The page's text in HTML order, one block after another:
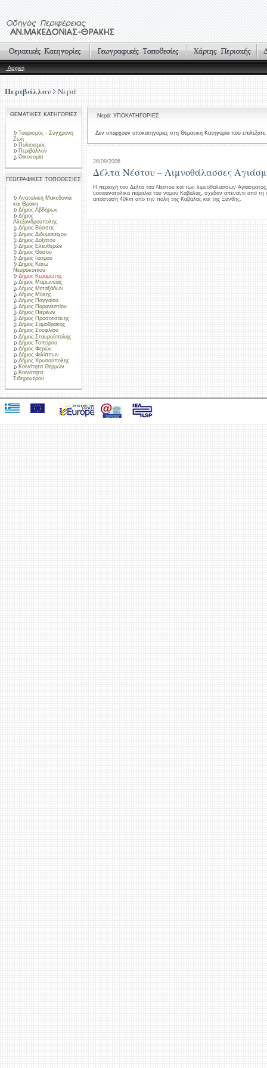
Αρχική
Περιβάλλον Νερά
ΘΕΜΑΤΙΚΕΣ ΚΑΤΗΓΟΡΙΕΣ
Τουρισμός - Σύγχρονη
Ζωή
Πολιτισμός
Περιβάλλον
Οικονομία
ΓΕΩΓΡΑΦΙΚΕΣ ΤΟΠΟΘΕΣΙΕΣ
Ανατολική Μακεδονία
και Θράκη
Δήμος Αβδήρων
Δήμος
Αλεξανδρούπολης
Δήμος Βύσσας
Δήμος Διδυμοτείχου
Δήμος Δοξάτου
Δήμος Ελευθερών
Δήμος Θάσου
Δήμος Ιάσμου
Δήμος Κάτω
Νευροκοπίου
Δήμος Κεραμωτής
Δήμος Μαρωνείας
Δήμος Μεταξάδων
Δήμος Μύκης
Δήμος Παγγαίου
Δήμος Παρανεστίου
Δήμος Πιερέων
Δήμος Προσοτσάνης
Δήμος Σαμοθράκης
Δήμος Σουφλίου
Δήμος Σταυρούπολης
Δήμος Τοπείρου
Δήμος Φερών
Δήμος Φιλίππων
Δήμος Χρυσούπολης
Κοινότητα Θερμών
Κοινότητα
Σιδηρονέρου
Νερά: ΥΠΟΚΑΤΗΓΟΡΙΕΣ
Δεν υπάρχουν υποκατηγορίες στη Θεματική Κατηγορία που επιλέξατε.
26/09/2006
Δέλτα Νέστου – Λιμνοθάλασσες
Η περιοχή του Δέλτα του Νέστου και των λιμνοθαλασσών Αγιάσματος,
νοτιοανατολικά παράλια του νομού Καβάλας, σχεδόν απέναντι από
απόσταση 40km από την πόλη της Καβάλας και της Ξάνθης.